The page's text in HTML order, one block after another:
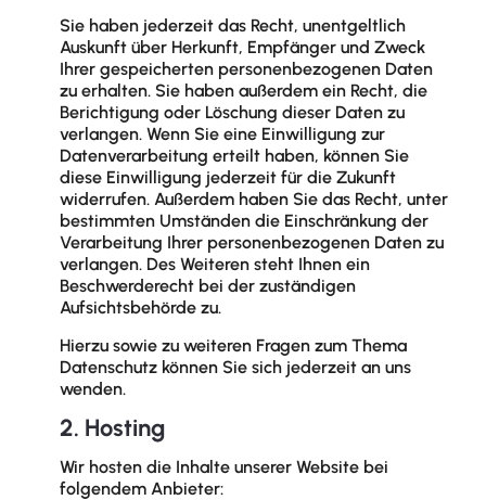
Sie haben jederzeit das Recht, unentgeltlich
Auskunft über Herkunft, Empfänger und Zweck
Ihrer gespeicherten personenbezogenen Daten
zu erhalten. Sie haben außerdem ein Recht, die
Berichtigung oder Löschung dieser Daten zu
verlangen. Wenn Sie eine Einwilligung zur
Datenverarbeitung erteilt haben, können Sie
diese Einwilligung jederzeit für die Zukunft
widerrufen. Außerdem haben Sie das Recht, unter
bestimmten Umständen die Einschränkung der
Verarbeitung Ihrer personenbezogenen Daten zu
verlangen. Des Weiteren steht Ihnen ein
Beschwerderecht bei der zuständigen
Aufsichtsbehörde zu.
Hierzu sowie zu weiteren Fragen zum Thema
Datenschutz können Sie sich jederzeit an uns
wenden.
2. Hosting
Wir hosten die Inhalte unserer Website bei
folgendem Anbieter: